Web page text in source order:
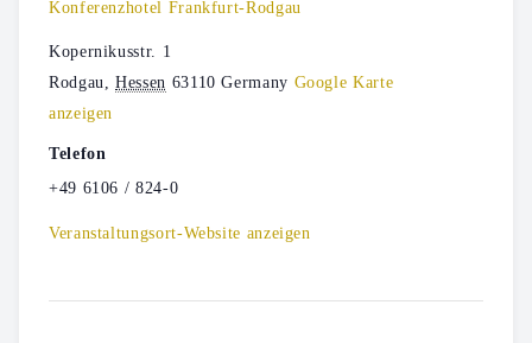
Konferenzhotel Frankfurt-Rodgau
Kopernikusstr. 1
Rodgau, Hessen 63110 Germany Google Karte
anzeigen
Telefon
+49 6106 / 824-0
Veranstaltungsort-Website anzeigen